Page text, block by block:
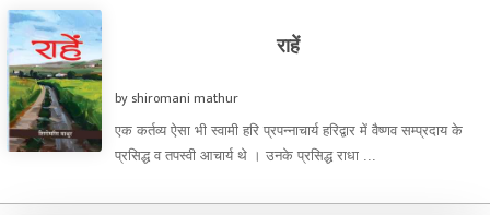
राहें
by shiromani mathur
एक कर्तव्य ऐसा भी स्वामी हरि प्रपन्नाचार्य हरिद्वार में वैष्णव सम्प्रदाय के
प्रसिद्ध व तपस्वी आचार्य थे । उनके प्रसिद्ध राधा ...